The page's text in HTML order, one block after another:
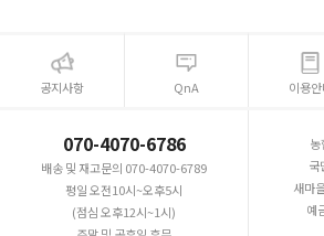
공지사항 QnA 이용안
070-4070-6786
배송 및 재고문의 070-4070-6789
평일 오전10시~오후5시
(점심 오후12시~1시)
농
국
새마
예